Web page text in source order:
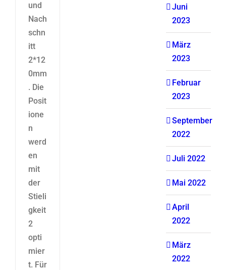
und
Nach
schn
itt
2*12
0mm
. Die
Posit
ione
n
werd
en
mit
der
Stieli
gkeit
2
opti
mier
t. Für
Juni
2023
März
2023
Februar
2023
September
2022
Juli 2022
Mai 2022
April
2022
März
2022